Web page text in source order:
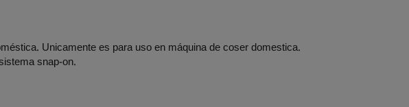
Unicamente es para uso en máquina de coser domestica.
snap-on.